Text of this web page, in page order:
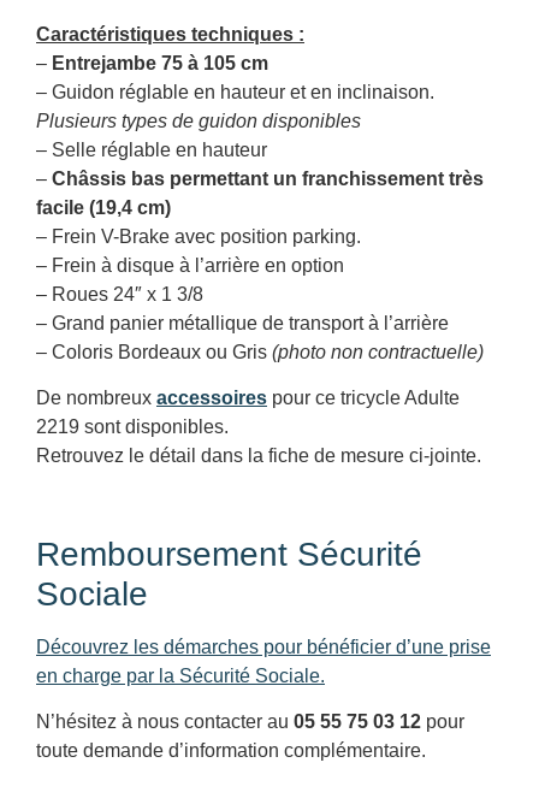
Caractéristiques techniques :
– Entrejambe 75 à 105 cm
– Guidon réglable en hauteur et en inclinaison.
Plusieurs types de guidon disponibles
– Selle réglable en hauteur
– Châssis bas permettant un franchissement très
facile (19,4 cm)
– Frein V-Brake avec position parking.
– Frein à disque à l’arrière en option
– Roues 24″ x 1 3/8
– Grand panier métallique de transport à l’arrière
– Coloris Bordeaux ou Gris (photo non contractuelle)
De nombreux accessoires pour ce tricycle Adulte
2219 sont disponibles.
Retrouvez le détail dans la fiche de mesure ci-jointe.
Remboursement Sécurité
Sociale
Découvrez les démarches pour bénéficier d’une prise
en charge par la Sécurité Sociale.
N’hésitez à nous contacter au 05 55 75 03 12 pour
toute demande d’information complémentaire.